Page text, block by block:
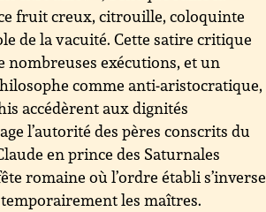
fruit creux, citrouille, coloquinte
de la vacuité. Cette satire critique
nombreuses exécutions, et un
comme anti-aristocratique,
accédèrent aux dignités
l’autorité des pères conscrits du
en prince des Saturnales
romaine où l’ordre établi s’inverse
les maîtres.